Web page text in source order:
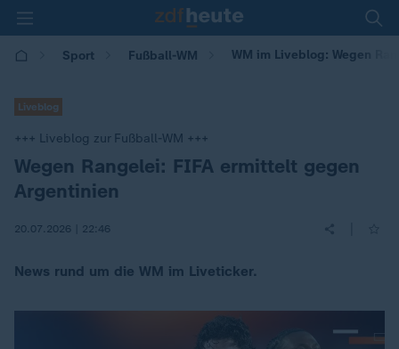
Sport Fußball-WM WM im Liveblog: Wegen
Liveblog
+++ Liveblog zur Fußball-WM +++
:
Wegen Rangelei: FIFA ermittelt gegen
Argentinien
20.07.2026 | 22:46
News rund um die WM im Liveticker.